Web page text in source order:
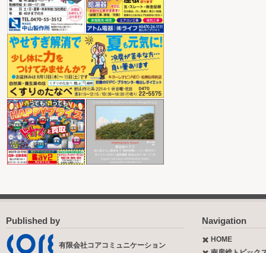
Published by
有限会社コアコミュニケーション
Navigation
HOME